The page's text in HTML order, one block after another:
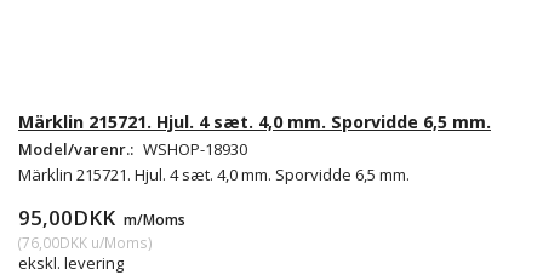
Märklin 215721. Hjul. 4 sæt. 4,0 mm. Sporvidde 6,5 mm.
Model/varenr.: WSHOP-18930
Märklin 215721. Hjul. 4 sæt. 4,0 mm. Sporvidde 6,5 mm.
95,00DKK m/Moms
(76,00DKK u/Moms)
ekskl. levering